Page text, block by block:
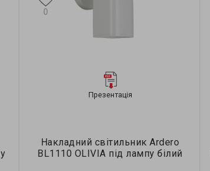
Презентація
Накладний світильник Ardero
BL1110 OLIVIA під лампу білий
0